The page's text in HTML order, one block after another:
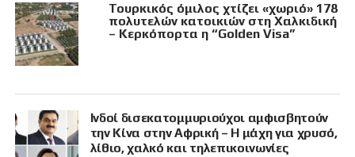
Τουρκικός όμιλος χτίζει «χωριό» 178
πολυτελών κατοικιών στη Χαλκιδική
– Κερκόπορτα η “Golden Visa”
Ινδοί δισεκατομμυριούχοι αμφισβητούν
την Κίνα στην Αφρική – Η μάχη για χρυσό,
λίθιο, χαλκό και τηλεπικοινωνίες